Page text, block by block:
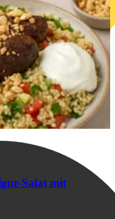
Salat mit